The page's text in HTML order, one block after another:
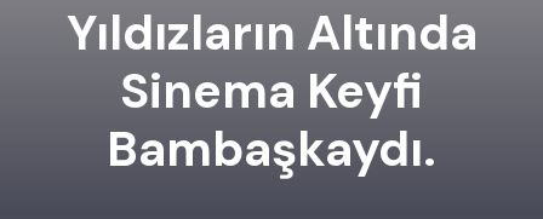
Yıldızların Altında
Sinema Keyfi
Bambaşkaydı.